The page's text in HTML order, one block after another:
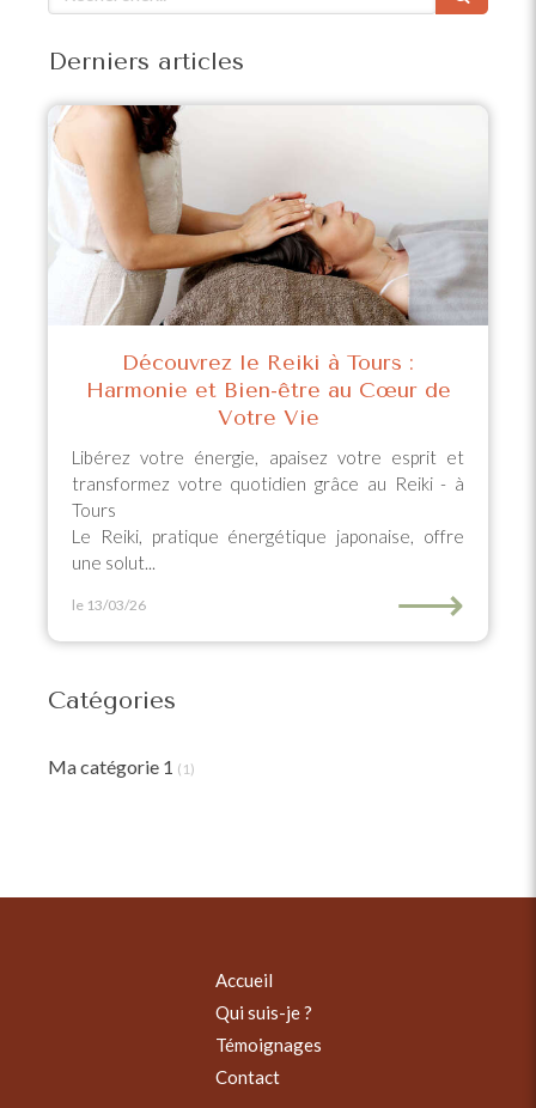
Derniers articles
Découvrez le Reiki à Tours :
Harmonie et Bien-être au Cœur de
Votre Vie
Libérez votre énergie, apaisez votre esprit et
transformez votre quotidien grâce au Reiki - à
Tours
Le Reiki, pratique énergétique japonaise, offre
une solut...
le 13/03/26 ⟶
Catégories
Ma catégorie 1 (1)
Accueil
Qui suis-je ?
Témoignages
Contact